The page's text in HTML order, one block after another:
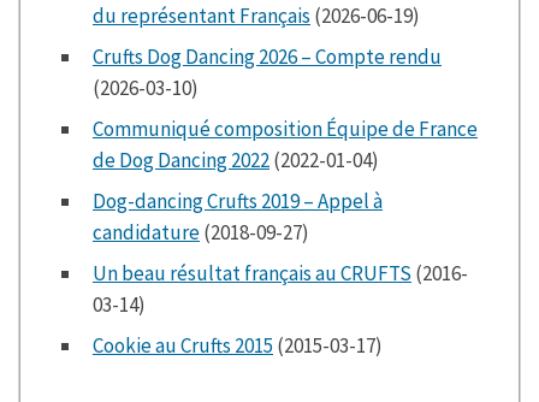
du représentant Français (2026-06-19)
Crufts Dog Dancing 2026 – Compte rendu
(2026-03-10)
Communiqué composition Équipe de France
de Dog Dancing 2022(2022-01-04)
Dog-dancing Crufts 2019 – Appel à
candidature(2018-09-27)
Un beau résultat français au CRUFTS (2016-
03-14)
Cookie au Crufts 2015 (2015-03-17)